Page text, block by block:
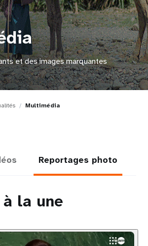
et des images marquantes
Multimédia
Reportages photo
la une